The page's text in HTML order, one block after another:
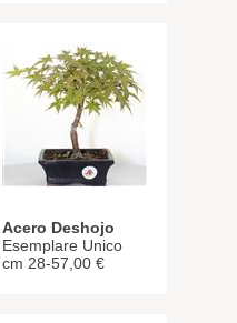
Acero Deshojo
Esemplare Unico
cm 28-57,00 €